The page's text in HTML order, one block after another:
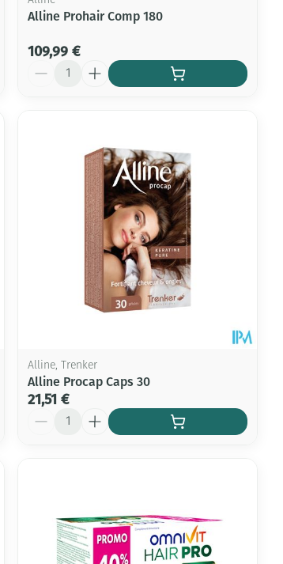
Alline Prohair Comp 180
109,99 €
Quantité
Alline, Trenker
Alline Procap Caps 30
21,51 €
Quantité